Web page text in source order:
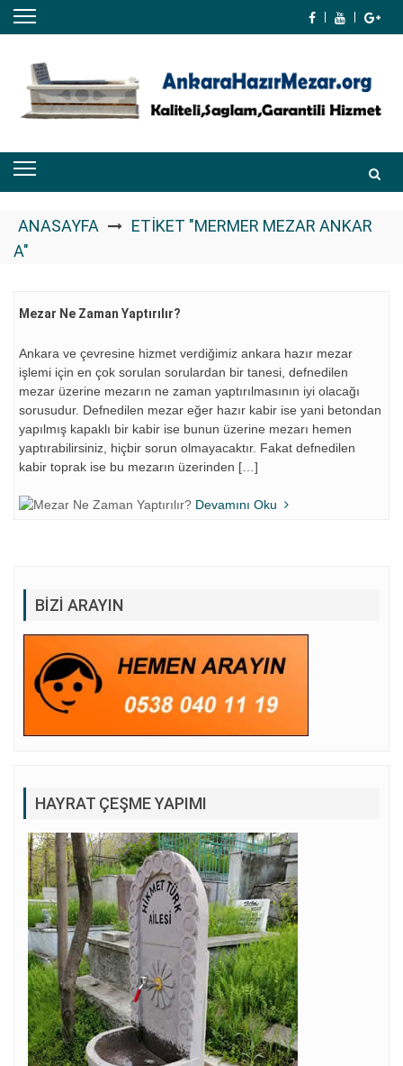
Skip
ANASAYFA
ETIKET "MERMER MEZAR ANKAR
A"
Mezar Ne Zaman Yaptırılır?
Ankara ve çevresine hizmet verdiğimiz ankara hazır mezar
işlemi için en çok sorulan sorulardan bir tanesi, defnedilen
mezar üzerine mezarın ne zaman yaptırılmasının iyi olacağı
sorusudur. Defnedilen mezar eğer hazır kabir ise yani betondan
yapılmış kapaklı bir kabir ise bunun üzerine mezarı hemen
yaptırabilirsiniz, hiçbir sorun olmayacaktır. Fakat defnedilen
kabir toprak ise bu mezarın üzerinden […]
Devamını Oku
BIZI ARAYIN
HAYRAT ÇEŞME YAPIMI